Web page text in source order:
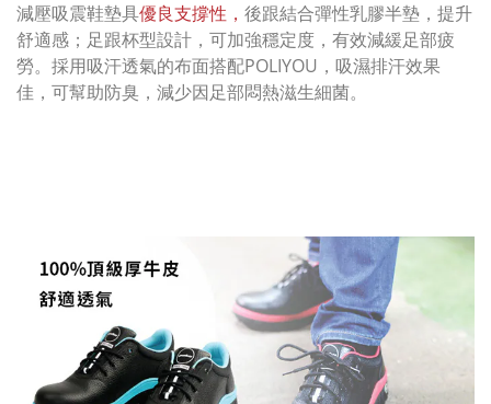
減壓吸震鞋墊具優良支撐性， 後跟結合彈性乳膠半墊，提升
舒適感；足跟杯型設計，可加強穩定度，有效減緩足部疲
勞。 採用吸汗透氣的布面搭配POLIYOU，吸濕排汗效果
佳，可幫助防臭，減少因足部悶熱滋生細菌。